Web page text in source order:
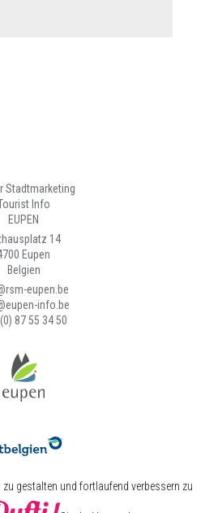
Stadtmarketing
Info
EUPEN
14
Eupen
Belgien
eupen.be
info.be
87 55 34 50
gestalten und fortlaufend verbessern zu